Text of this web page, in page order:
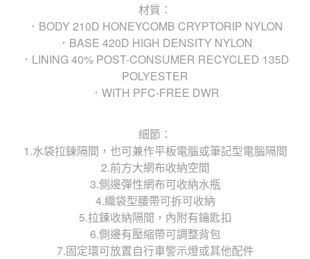
材質：
．BODY 210D HONEYCOMB CRYPTORIP NYLON
．BASE 420D HIGH DENSITY NYLON
．LINING 40% POST-CONSUMER RECYCLED 135D
POLYESTER
．WITH PFC-FREE DWR
細節：
1.水袋拉鍊隔間，也可兼作平板電腦或筆記型電腦隔間
2.前方大網布收納空間
3.側邊彈性網布可收納水瓶
4.織袋型腰帶可拆可收納
5.拉鍊收納隔間，內附有鑰匙扣
6.側邊有壓縮帶可調整背包
7.固定環可放置自行車警示燈或其他配件